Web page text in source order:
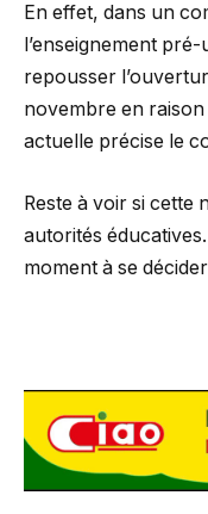
En effet, dans un
l’enseignement
repousser
novembre en
actuelle précise le
Reste à voir si cette
autorités
moment à se